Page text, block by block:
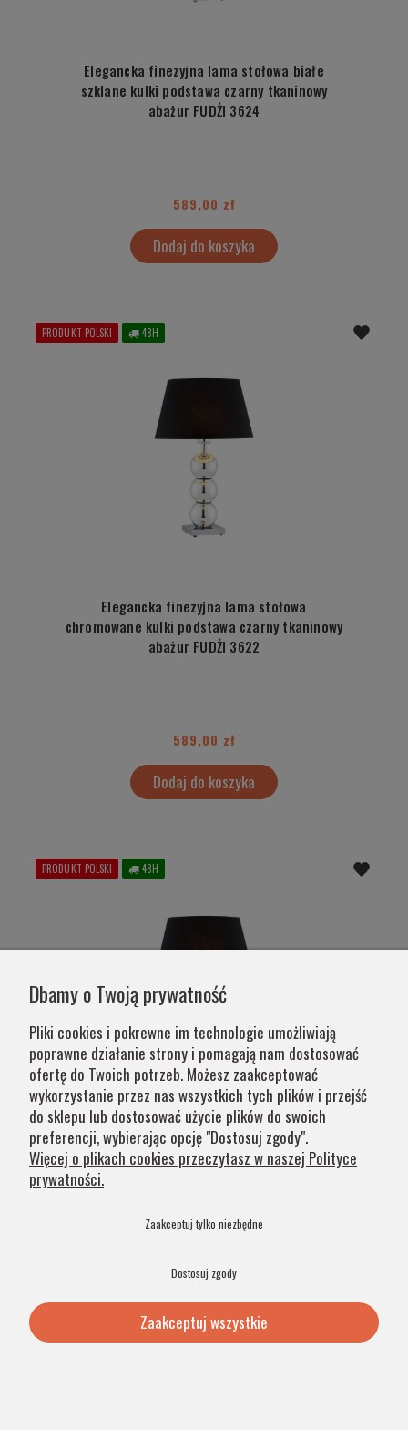
Elegancka finezyjna lama stołowa białe
szklane kulki podstawa czarny tkaninowy
abażur FUDŻI 3624
589,00 zł
Dodaj do koszyka
Elegancka finezyjna lama stołowa
chromowane kulki podstawa czarny tkaninowy
abażur FUDŻI 3622
589,00 zł
Dodaj do koszyka
PRODUKT POLSKI 48H
Elegancka finezyjna lama stołowa szklane
czarne kulki podstawa tkaninowy abażur FUDŻI
589,00 zł
Dodaj do koszyka
PRODUKT POLSKI 48H
Dbamy o Twoją prywatność
Pliki cookies i pokrewne im technologie umożliwiają
poprawne działanie strony i pomagają nam dostosować
ofertę do Twoich potrzeb. Możesz zaakceptować
wykorzystanie przez nas wszystkich tych plików i przejść
do sklepu lub dostosować użycie plików do swoich
preferencji, wybierając opcję "Dostosuj zgody".
Więcej o plikach cookies przeczytasz w naszej Polityce
prywatności.
Zaakceptuj tylko niezbędne
Dostosuj zgody
Zaakceptuj wszystkie